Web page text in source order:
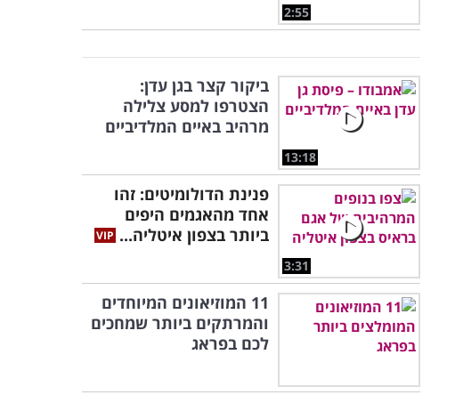
2:55
13:18
ביקור קצר בגן עדן:
הצטרפו למסע צלילה
מרהיב באיים המלדיביים
3:31
פנינת הדולומיטים: זהו
אחד מהאגמים היפים
ביותר בצפון איטליה...
11 המוזיאונים המיוחדים
והמרתקים ביותר שמחכים
לכם בפראג